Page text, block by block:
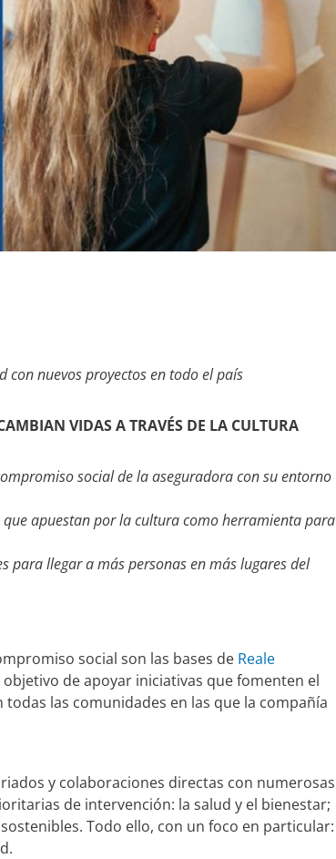
con nuevos proyectos en todo el país
VIDAS A TRAVÉS DE LA CULTURA
social de la aseguradora con su entorno
que apuestan por la cultura como herramienta para
para llegar a más personas en más lugares del
social son las bases de Reale
de apoyar iniciativas que fomenten el
las comunidades en las que la compañía
y colaboraciones directas con numerosas
de intervención: la salud y el bienestar;
Todo ello, con un foco en particular: